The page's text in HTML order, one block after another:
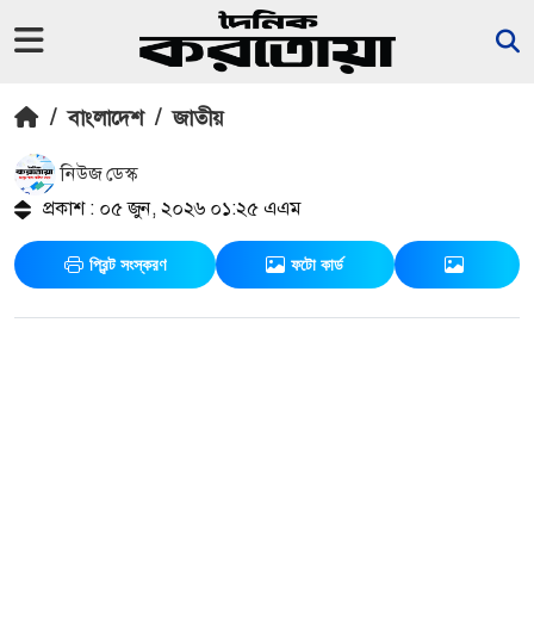
/ বাংলাদেশ / জাতীয়
নিউজ ডেস্ক
প্রকাশ : ০৫ জুন, ২০২৬ ০১:২৫ এএম
প্রিন্ট সংস্করণ ফটো কার্ড